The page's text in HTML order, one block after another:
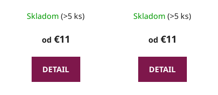
Skladom (>5 ks)
od €11
DETAIL
Skladom (>5 ks)
od €11
DETAIL